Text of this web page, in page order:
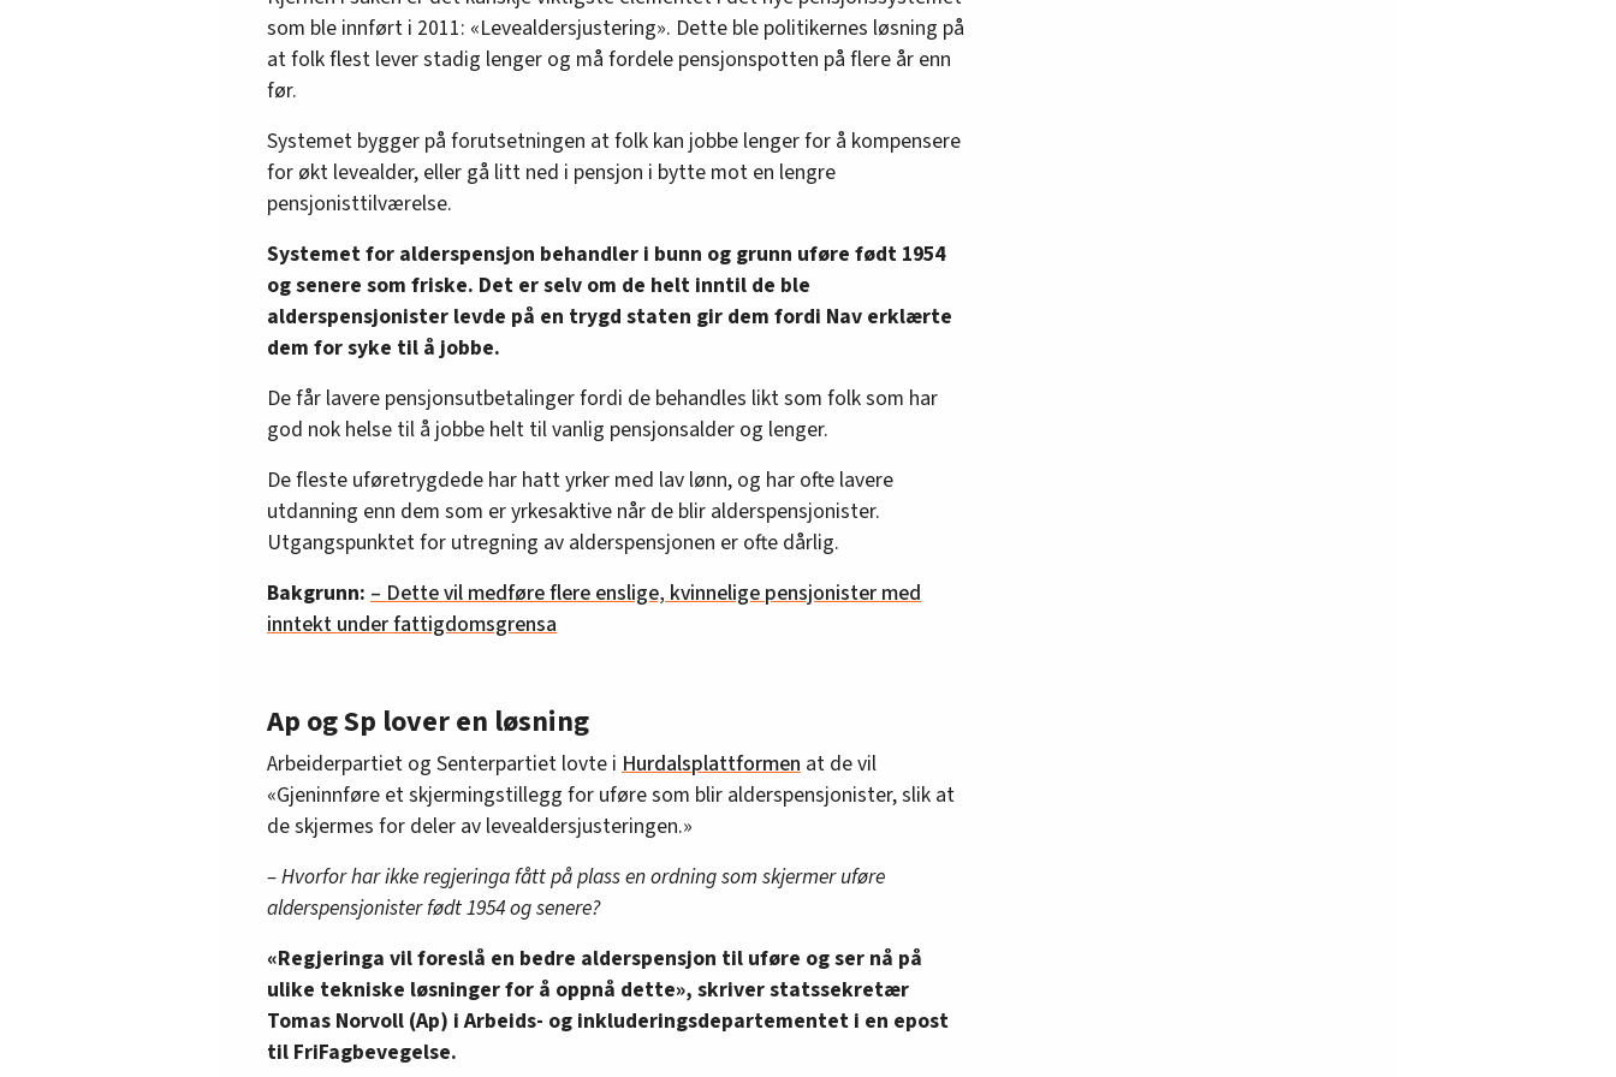
som ble innført i 2011: «Levealdersjustering». Dette ble politikernes løsning på
at folk flest lever stadig lenger og må fordele pensjonspotten på flere år enn
før.
Systemet bygger på forutsetningen at folk kan jobbe lenger for å kompensere
for økt levealder, eller gå litt ned i pensjon i bytte mot en lengre
pensjonisttilværelse.
Systemet for alderspensjon behandler i bunn og grunn uføre født 1954
og senere som friske. Det er selv om de helt inntil de ble
alderspensjonister levde på en trygd staten gir dem fordi Nav erklærte
dem for syke til å jobbe.
De får lavere pensjonsutbetalinger fordi de behandles likt som folk som har
god nok helse til å jobbe helt til vanlig pensjonsalder og lenger.
De fleste uføretrygdede har hatt yrker med lav lønn, og har ofte lavere
utdanning enn dem som er yrkesaktive når de blir alderspensjonister.
Utgangspunktet for utregning av alderspensjonen er ofte dårlig.
Bakgrunn: – Dette vil medføre flere enslige, kvinnelige pensjonister med
inntekt under fattigdomsgrensa
Ap og Sp lover en løsning
Arbeiderpartiet og Senterpartiet lovte i Hurdalsplattformen at de vil
«Gjeninnføre et skjermingstillegg for uføre som blir alderspensjonister, slik at
de skjermes for deler av levealdersjusteringen.»
– Hvorfor har ikke regjeringa fått på plass en ordning som skjermer uføre
alderspensjonister født 1954 og senere?
«Regjeringa vil foreslå en bedre alderspensjon til uføre og ser nå på
ulike tekniske løsninger for å oppnå dette», skriver statssekretær
Tomas Norvoll (Ap) i Arbeids- og inkluderingsdepartementet i en epost
til FriFagbevegelse.